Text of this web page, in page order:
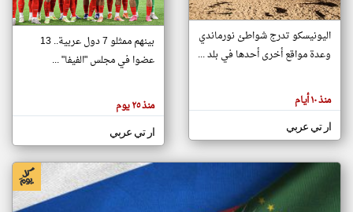
تغيير الدولة
اخبار جزر القمر على مدار الساعة
أهم اخبار جزر القمر العاجلة والمباشرة
هنا عن
وجهة
كاتبيها.
اليونيسكو تدرج شواطئ نورماندي
وعدة مواقع أخرى أحدها في بلد ...
منذ ١٠ أيام
ار تي عربي
بينهم ممثلو 7 دول عربية.. 13
عضوا في مجلس "الفيفا" ...
منذ ٢٥ يوم
ار تي عربي
klyoum.com